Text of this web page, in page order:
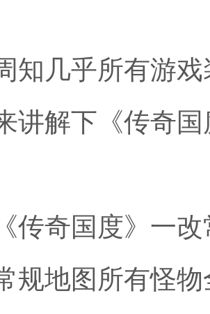
知几乎所有游
讲解下《传奇
传奇国度》一
规地图所有怪物